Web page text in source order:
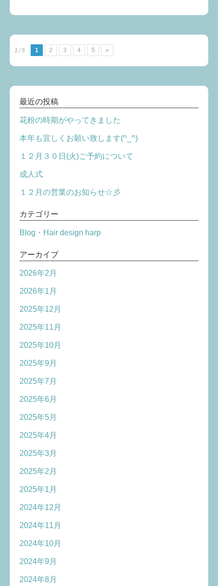
1 / 5 1 2 3 4 5 »
最近の投稿
花粉の時期がやってきました
本年も宜しくお願い致します(^_^)
１２月３０日(火)ご予約について
成人式
１２月の営業のお知らせ☆彡
カテゴリー
Blog・Hair design harp
アーカイブ
2026年2月
2026年1月
2025年12月
2025年11月
2025年10月
2025年9月
2025年7月
2025年6月
2025年5月
2025年4月
2025年3月
2025年2月
2025年1月
2024年12月
2024年11月
2024年10月
2024年9月
2024年8月